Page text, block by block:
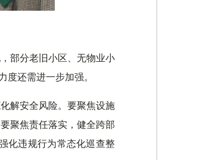
部分老旧小区、无物业小
度还需进一步加强。
解安全风险。要聚焦设施
聚焦责任落实，健全跨部
化违规行为常态化巡查整